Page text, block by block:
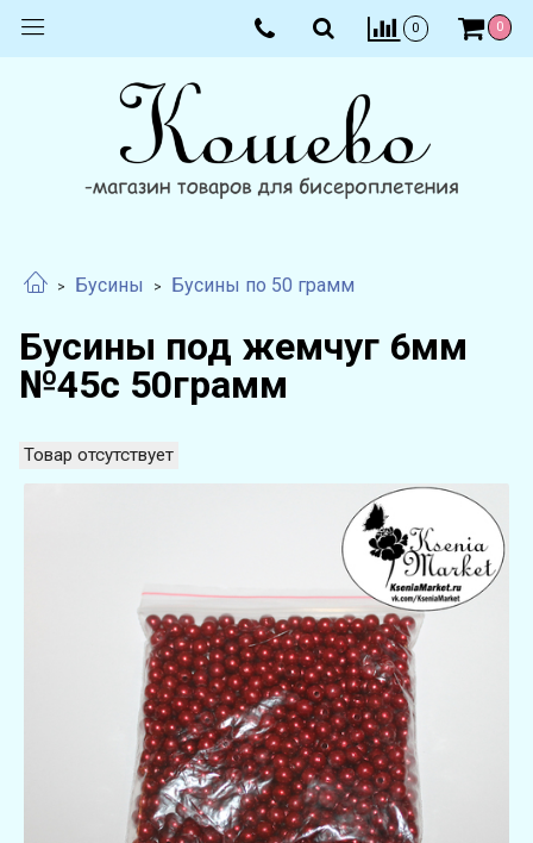
0 0
Бусины Бусины по 50 грамм
Бусины под жемчуг 6мм
№45с 50грамм
Товар отсутствует